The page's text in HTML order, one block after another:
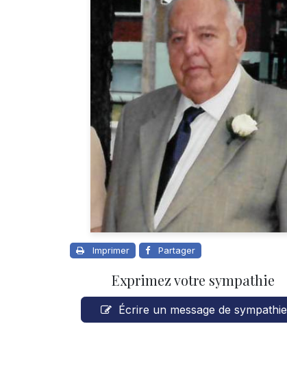
Imprimer Partager
Exprimez votre sympathie
Écrire un message de sympathie